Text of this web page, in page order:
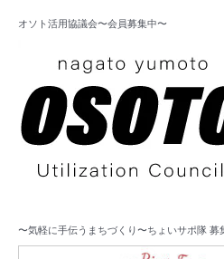
オソト活用協議会〜会員募集中〜
〜気軽に手伝うまちづくり〜ちょいサポ隊 募